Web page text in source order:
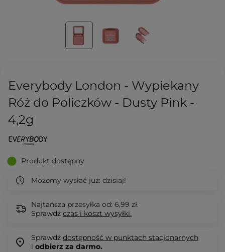
Everybody London - Wypiekany
Róż do Policzków - Dusty Pink -
4,2g
Produkt dostępny
Możemy wysłać już: dzisiaj!
Najtańsza przesyłka od: 6,99 zł.
Sprawdź czas i koszt wysyłki.
Sprawdź dostępność w punktach stacjonarnych
i odbierz za darmo.